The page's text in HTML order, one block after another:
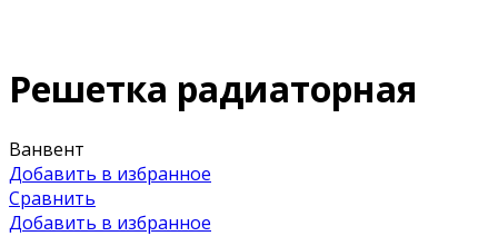
Решетка радиаторная
Ванвент
Добавить в избранное
Сравнить
Добавить в избранное